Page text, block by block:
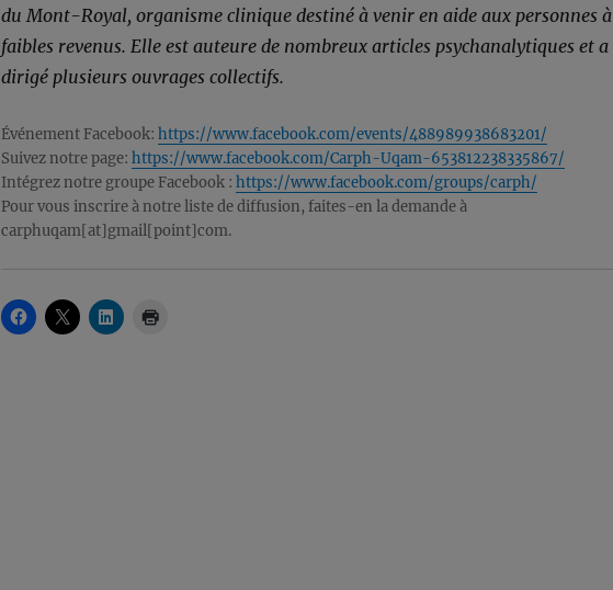
du Mont-Royal, organisme clinique destiné à venir en aide aux personnes à
faibles revenus. Elle est auteure de nombreux articles psychanalytiques et a
dirigé plusieurs ouvrages collectifs.
Événement Facebook: https://www.facebook.com/events/488989938683201/
Suivez notre page: https://www.facebook.com/Carph-Uqam-653812238335867/
Intégrez notre groupe Facebook : https://www.facebook.com/groups/carph/
Pour vous inscrire à notre liste de diffusion, faites-en la demande à
carphuqam[at]gmail[point]com.